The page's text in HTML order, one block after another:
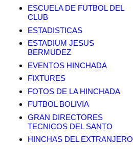
ESCUELA DE FUTBOL DEL
CLUB
ESTADISTICAS
ESTADIUM JESUS
BERMUDEZ
EVENTOS HINCHADA
FIXTURES
FOTOS DE LA HINCHADA
FUTBOL BOLIVIA
GRAN DIRECTORES
TECNICOS DEL SANTO
HINCHAS DEL EXTRANJERO